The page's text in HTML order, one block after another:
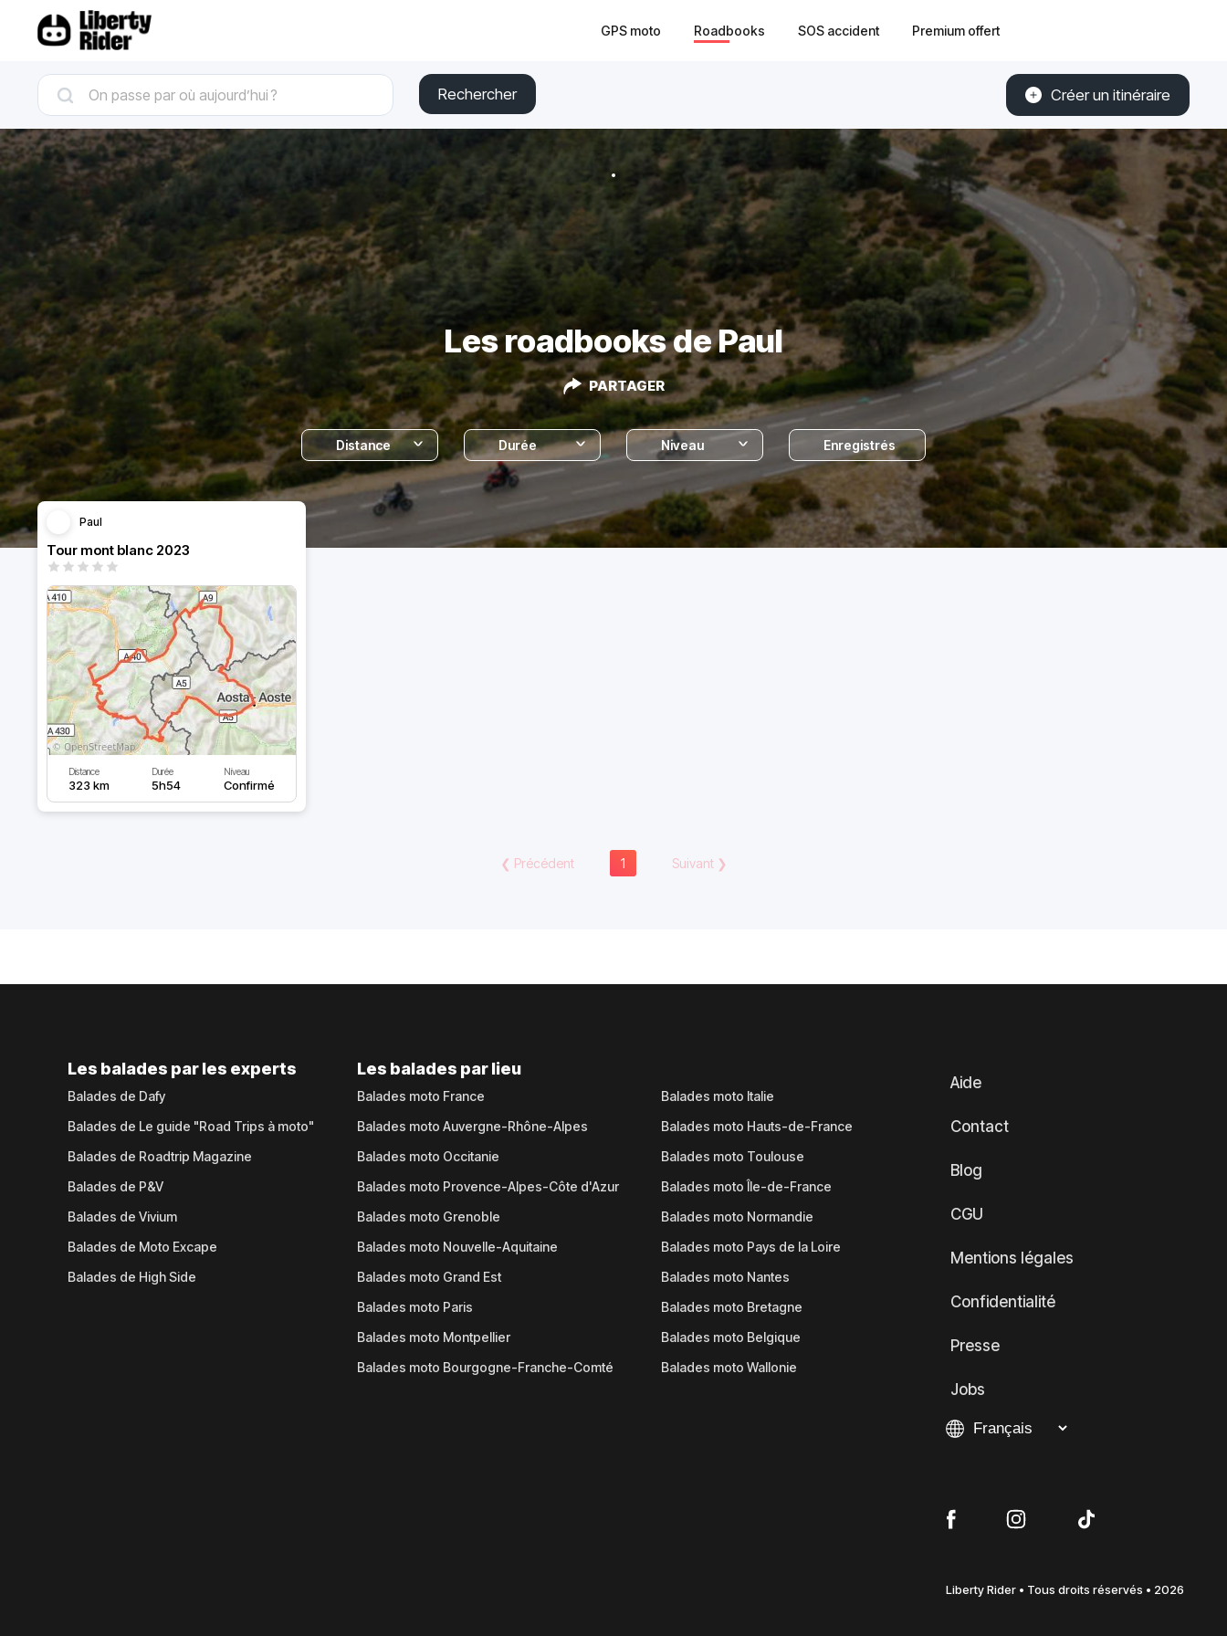
GPS moto Roadbooks SOS accident Premium offert
Rechercher Créer un itinéraire
Les roadbooks de Paul
PARTAGER
Distance Durée Niveau Enregistrés
Paul
Tour mont blanc 2023
Distance
323 km
Durée
5h54
Niveau
Confirmé
❮ Précédent 1 Suivant❯
Les balades par les experts
Balades de Dafy
Balades de Le guide "Road Trips à moto"
Balades de Roadtrip Magazine
Balades de P&V
Balades de Vivium
Balades de Moto Excape
Balades de High Side
Les balades par lieu
Balades moto France
Balades moto Auvergne-Rhône-Alpes
Balades moto Occitanie
Balades moto Provence-Alpes-Côte d'Azur
Balades moto Grenoble
Balades moto Nouvelle-Aquitaine
Balades moto Grand Est
Balades moto Paris
Balades moto Montpellier
Balades moto Bourgogne-Franche-Comté
Balades moto Italie
Balades moto Hauts-de-France
Balades moto Toulouse
Balades moto Île-de-France
Balades moto Normandie
Balades moto Pays de la Loire
Balades moto Nantes
Balades moto Bretagne
Balades moto Belgique
Balades moto Wallonie
Aide
Contact
Blog
CGU
Mentions légales
Confidentialité
Presse
Jobs
Liberty Rider • Tous droits réservés • 2026